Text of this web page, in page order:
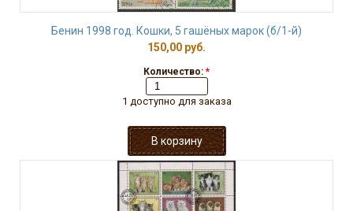
Бенин 1998 год. Кошки, 5 гашёных марок (б/1-й)
150,00 руб.
Количество: *
1 доступно для заказа